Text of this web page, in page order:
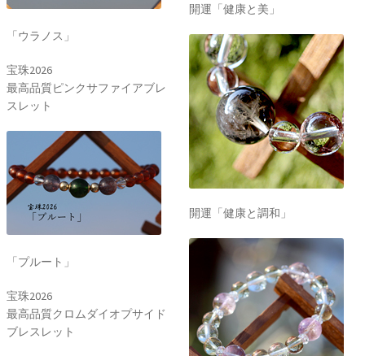
「ウラノス」
宝珠2026
最高品質ピンクサファイアブレ
スレット
「プルート」
宝珠2026
最高品質クロムダイオプサイド
ブレスレット
開運「健康と美」
開運「健康と調和」